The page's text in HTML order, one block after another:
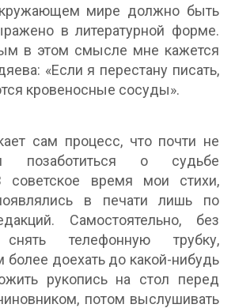
мире должно быть
в литературной форме.
в этом смысле мне кажется
«Если я перестану писать,
кровеносные сосуды».
сам процесс, что почти не
позаботиться о судьбе
советское время мои стихи,
в печати лишь по
Самостоятельно, без
снять телефонную трубку,
более доехать до какой-нибудь
рукопись на стол перед
потом выслушивать